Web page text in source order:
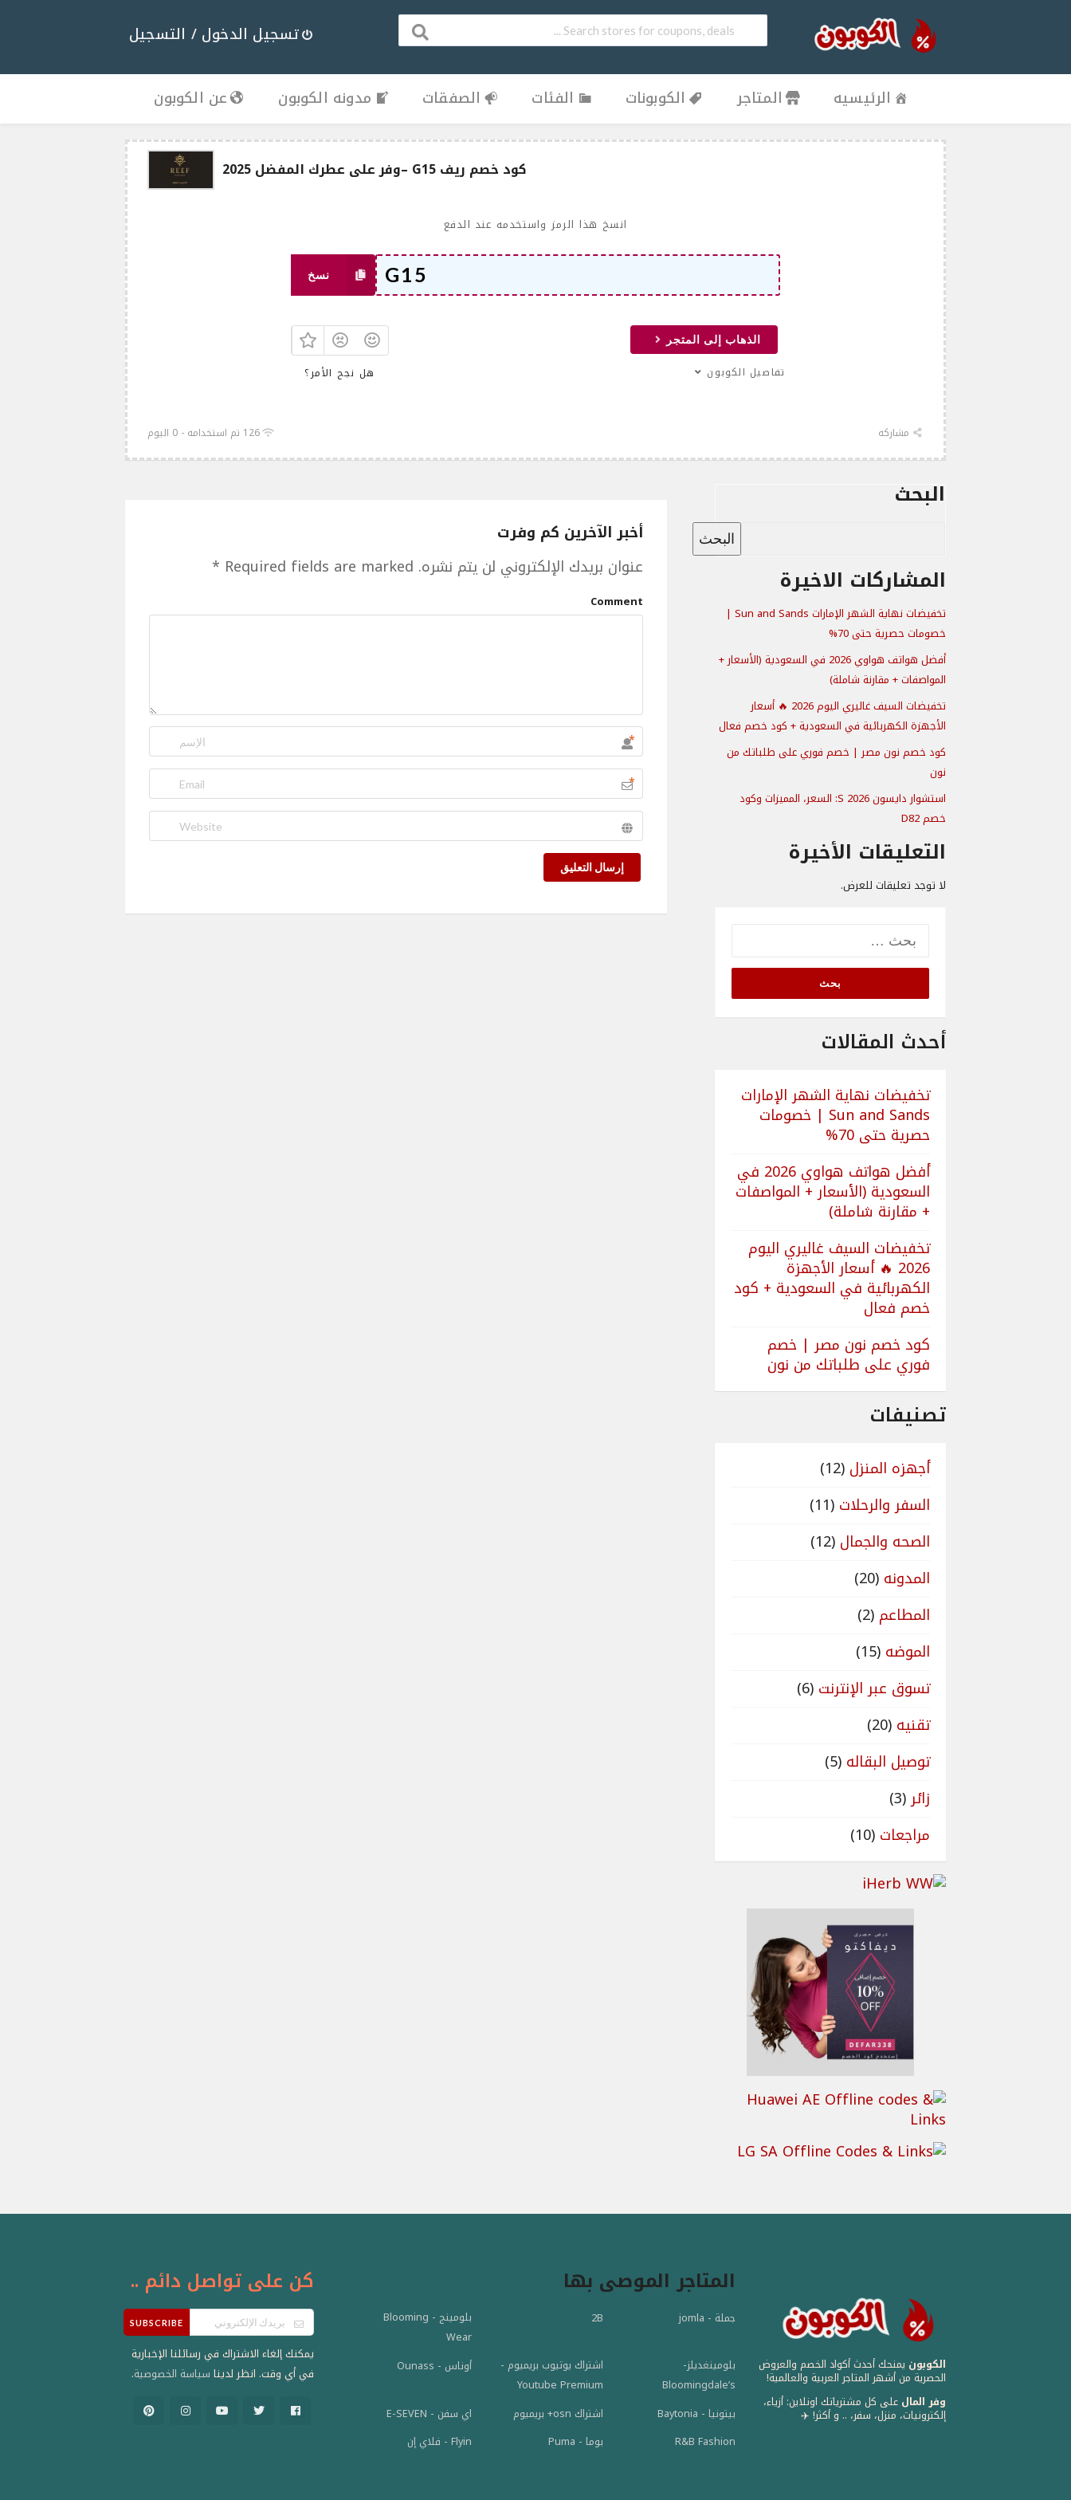
تسجيل الدخول / التسجيل
الرئيسيه المتاجر الكوبونات الفئات الصفقات مدونه الكوبون عن الكوبون
كود خصم ريف G15 –وفر على عطرك المفضل 2025
انسخ هذا الرمز واستخدمه عند الدفع
نسخ
هل نجح الأمر؟
الذهاب إلى المتجر
تفاصيل الكوبون
126 تم استخدامه - 0 اليوم مشاركه
أخبر الآخرين كم وفرت
عنوان بريدك الإلكتروني لن يتم نشره. Required fields are marked
*
Comment
*
*
إرسال التعليق
البحث
البحث
المشاركات الاخيرة
تخفيضات نهاية الشهر الإمارات Sun and Sands |
خصومات حصرية حتى 70%
أفضل هواتف هواوي 2026 في السعودية (الأسعار +
المواصفات + مقارنة شاملة)
تخفيضات السيف غاليري اليوم 2026 🔥 أسعار
الأجهزة الكهربائية في السعودية + كود خصم فعال
كود خصم نون مصر | خصم فوري على طلباتك من
نون
استشوار دايسون S 2026: السعر، المميزات وكود
خصم D82
التعليقات الأخيرة
لا توجد تعليقات للعرض.
البحث
عن:
أحدث المقالات
تخفيضات نهاية الشهر الإمارات
Sun and Sands | خصومات
حصرية حتى 70%
أفضل هواتف هواوي 2026 في
السعودية (الأسعار + المواصفات
+ مقارنة شاملة)
تخفيضات السيف غاليري اليوم
2026 🔥 أسعار الأجهزة
الكهربائية في السعودية + كود
خصم فعال
كود خصم نون مصر | خصم
فوري على طلباتك من نون
تصنيفات
أجهزه المنزل (12)
السفر والرحلات (11)
الصحه والجمال (12)
المدونه (20)
المطاعم (2)
الموضه (15)
تسوق عبر الإنترنت (6)
تقنيه (20)
توصيل البقاله (5)
زائر(3)
مراجعات (10)
الكوبون يمنحك أحدث أكواد الخصم والعروض
الحصرية من أشهر المتاجر العربية والعالمية! ️
وفر المال على كل مشترياتك اونلاين: أزياء،
إلكترونيات، منزل، سفر، .. و أكثر! ✈️
المتاجر الموصى بها
جملة - jomla 2B
بلومينج - Blooming
Wear
بلومينغديلز-
Bloomingdale’s
اشتراك يوتيوب بريميوم -
Youtube Premium
أوناس - Ounass
بيتونيا - Baytonia اشتراك osn+ بريميوم
اي سفن - E-SEVEN
R&B Fashion
بوما - Puma Flyin - فلاي إن
كن على تواصل دائم ..
SUBSCRIBE
يمكنك إلغاء الاشتراك في رسائلنا الإخبارية
في أي وقت. انظر لدينا سياسة الخصوصية.